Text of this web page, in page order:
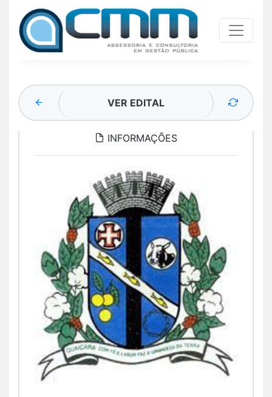
VER EDITAL
INFORMAÇÕES